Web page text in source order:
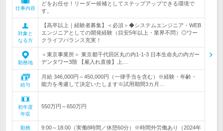
仕事内容
どをお任せ！リーダー候補としてステップアップできる環境で
す。
対象と
なる方
【高卒以上｜経験者募集】＜必須＞◆システムエンジニア・WEB
エンジニアとしての開発経験（目安5年以上・業界不問）◎ワー
クライフバランス充実！
勤務地
＜東京事業所＞ 東京都千代田区丸の内1-1-3 日本生命丸の内ガー
デンタワー3階 【雇入れ直後】上…
給与
月給 346,000円～450,000円（一律手当を含む）※経験・年齢・
能力を考慮して決定いたします※試用期間3カ月…
初年度
年収
550万円～650万円
勤務
9:00～18:00（実働8時間／休憩60分）※時間外労働あり（2024年